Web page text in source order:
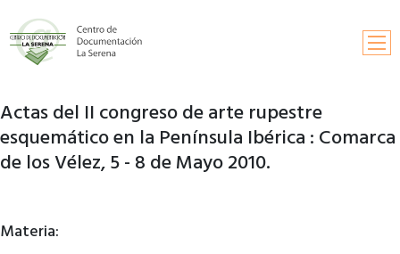
Inicio
Búsqueda
Solicitud de publicaciones
Actas del II congreso de arte rupestre
esquemático en la Península Ibérica : Comarca
de los Vélez, 5 - 8 de Mayo 2010.
Materia: